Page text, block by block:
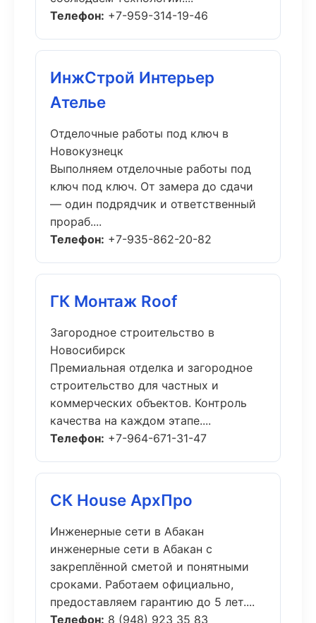
Телефон: +7-959-314-19-46
ИнжСтрой Интерьер
Ателье
Отделочные работы под ключ в
Новокузнецк
Выполняем отделочные работы под
ключ под ключ. От замера до сдачи
— один подрядчик и ответственный
прораб....
Телефон: +7-935-862-20-82
ГК Монтаж Roof
Загородное строительство в
Новосибирск
Премиальная отделка и загородное
строительство для частных и
коммерческих объектов. Контроль
качества на каждом этапе....
Телефон: +7-964-671-31-47
СК House АрхПро
Инженерные сети в Абакан
инженерные сети в Абакан с
закреплённой сметой и понятными
сроками. Работаем официально,
предоставляем гарантию до 5 лет....
Телефон: 8 (948) 923 35 83